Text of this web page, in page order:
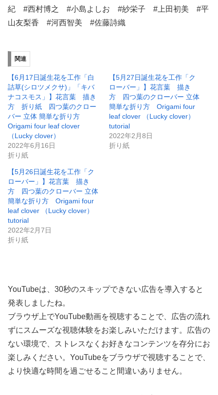
紀 #西村博之 #小島よしお #紗栄子 #上田初美 #平
山友梨香 #河西智美 #佐藤詩織
関連
【6月17日誕生花を工作「白
詰草(シロツメクサ)」「キバ
ナコスモス」】花言葉 描き
方 折り紙 四つ葉のクロー
バー 立体 簡単な折り方
Origami four leaf clover
（Lucky clover）
2022年6月16日
折り紙
【5月27日誕生花を工作「ク
ローバー」】花言葉 描き
方 四つ葉のクローバー 立体
簡単な折り方 Origami four
leaf clover （Lucky clover）
tutorial
2022年2月8日
折り紙
【5月26日誕生花を工作「ク
ローバー」】花言葉 描き
方 四つ葉のクローバー 立体
簡単な折り方 Origami four
leaf clover （Lucky clover）
tutorial
2022年2月7日
折り紙
YouTubeは、30秒のスキップできない広告を導入すると
発表しましたね。
ブラウザ上でYouTube動画を視聴することで、広告の流れ
ずにスムーズな視聴体験をお楽しみいただけます。広告の
ない環境で、ストレスなくお好きなコンテンツを存分にお
楽しみください。YouTubeをブラウザで視聴することで、
より快適な時間を過ごせること間違いありません。